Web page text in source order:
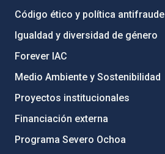
Código ético y política antifraude
Igualdad y diversidad de género
Forever IAC
Medio Ambiente y Sostenibilidad
Proyectos institucionales
Financiación externa
Programa Severo Ochoa